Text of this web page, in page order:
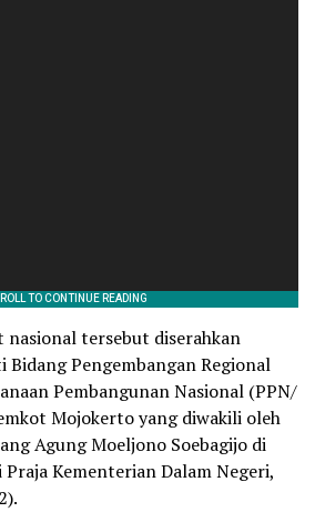
tersebut diserahkan
Pengembangan Regional
Pembangunan Nasional (PPN/
Mojokerto yang diwakili oleh
Agung Moeljono Soebagijo di
Praja Kementerian Dalam Negeri,